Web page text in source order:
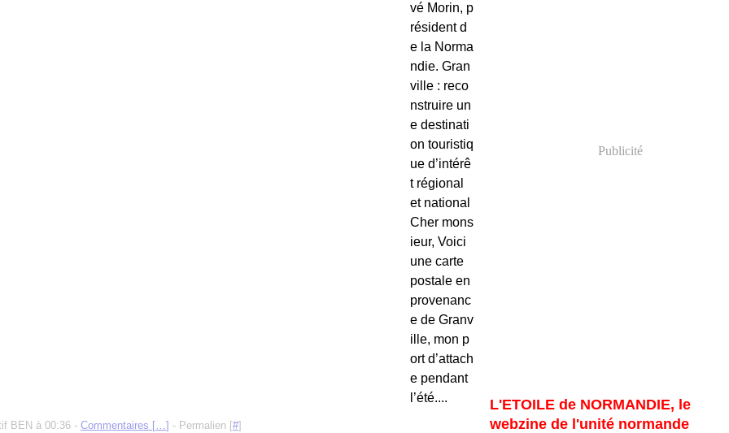
vé Morin, p
résident d
e la Norma
ndie. Gran
ville : reco
nstruire un
e destinati
on touristiq
ue d’intérê
t régional
et national
Cher mons
ieur, Voici
une carte
postale en
provenanc
e de Granv
ille, mon p
ort d’attach
e pendant
l’été....
BEN à 00:36 - Commentaires […] - Permalien [#]
Publicité
L'ETOILE de NORMANDIE, le
webzine de l'unité normande